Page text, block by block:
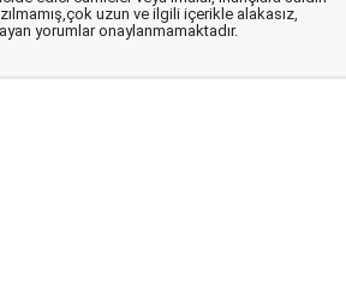
uzun ve ilgili içerikle alakasız,
yorumlar onaylanmamaktadır.